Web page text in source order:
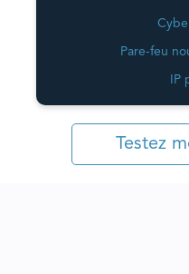
Pare-feu
IP
Testez